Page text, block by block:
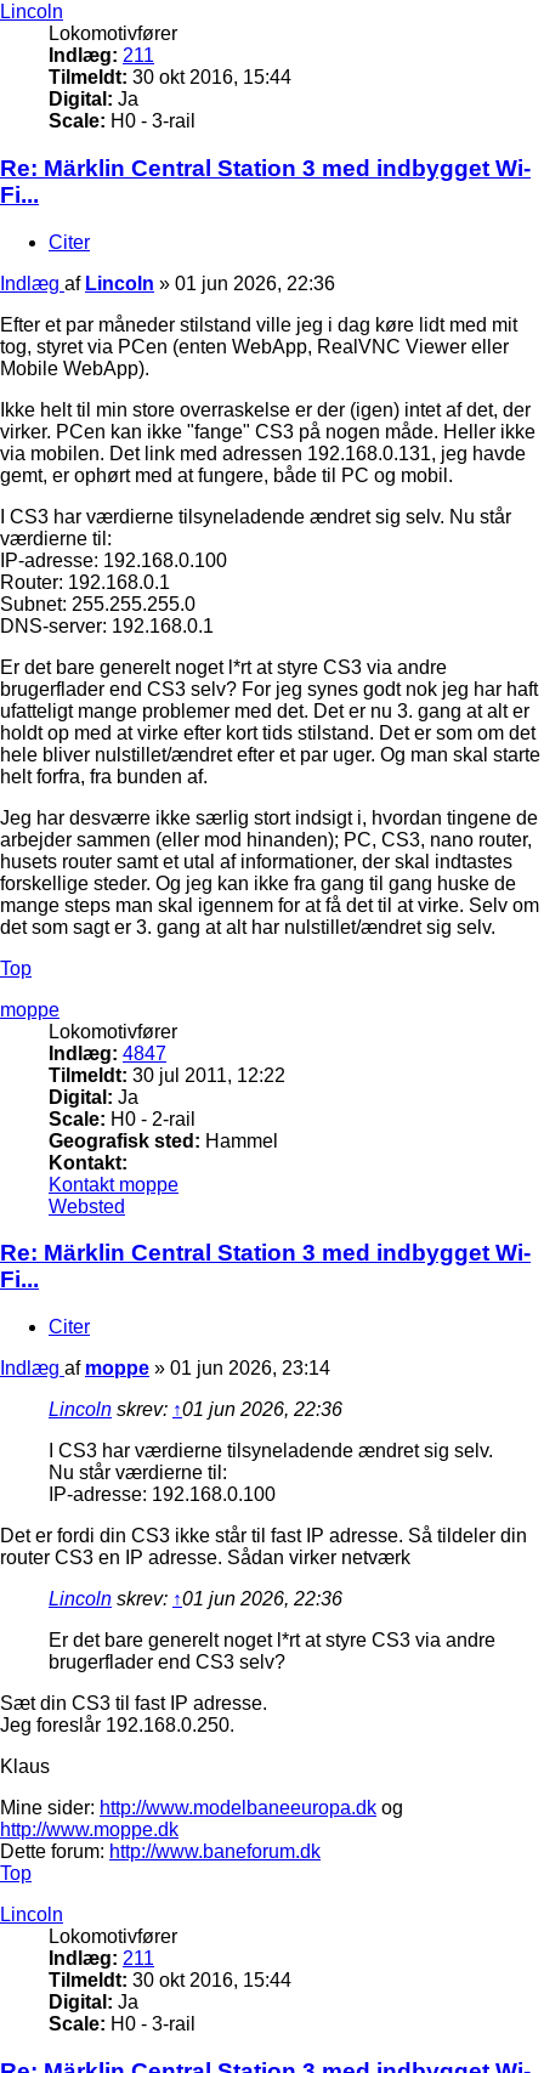
Lincoln
Lokomotivfører
Indlæg: 211
Tilmeldt: 30 okt 2016, 15:44
Digital: Ja
Scale: H0 - 3-rail
Re: Märklin Central Station 3 med indbygget Wi-
Fi...
Citer
Indlæg af Lincoln » 01 jun 2026, 22:36
Efter et par måneder stilstand ville jeg i dag køre lidt med mit
tog, styret via PCen (enten WebApp, RealVNC Viewer eller
Mobile WebApp).
Ikke helt til min store overraskelse er der (igen) intet af det, der
virker. PCen kan ikke "fange" CS3 på nogen måde. Heller ikke
via mobilen. Det link med adressen 192.168.0.131, jeg havde
gemt, er ophørt med at fungere, både til PC og mobil.
I CS3 har værdierne tilsyneladende ændret sig selv. Nu står
værdierne til:
IP-adresse: 192.168.0.100
Router: 192.168.0.1
Subnet: 255.255.255.0
DNS-server: 192.168.0.1
Er det bare generelt noget l*rt at styre CS3 via andre
brugerflader end CS3 selv? For jeg synes godt nok jeg har haft
ufatteligt mange problemer med det. Det er nu 3. gang at alt er
holdt op med at virke efter kort tids stilstand. Det er som om det
hele bliver nulstillet/ændret efter et par uger. Og man skal starte
helt forfra, fra bunden af.
Jeg har desværre ikke særlig stort indsigt i, hvordan tingene de
arbejder sammen (eller mod hinanden); PC, CS3, nano router,
husets router samt et utal af informationer, der skal indtastes
forskellige steder. Og jeg kan ikke fra gang til gang huske de
mange steps man skal igennem for at få det til at virke. Selv om
det som sagt er 3. gang at alt har nulstillet/ændret sig selv.
Top
moppe
Lokomotivfører
Indlæg: 4847
Tilmeldt: 30 jul 2011, 12:22
Digital: Ja
Scale: H0 - 2-rail
Geografisk sted: Hammel
Kontakt:
Kontakt moppe
Websted
Re: Märklin Central Station 3 med indbygget Wi-
Fi...
Citer
Indlæg af moppe » 01 jun 2026, 23:14
Lincoln skrev: ↑01 jun 2026, 22:36
I CS3 har værdierne tilsyneladende ændret sig selv.
Nu står værdierne til:
IP-adresse: 192.168.0.100
Det er fordi din CS3 ikke står til fast IP adresse. Så tildeler din
router CS3 en IP adresse. Sådan virker netværk
Lincoln skrev: ↑01 jun 2026, 22:36
Er det bare generelt noget l*rt at styre CS3 via andre
brugerflader end CS3 selv?
Sæt din CS3 til fast IP adresse.
Jeg foreslår 192.168.0.250.
Klaus
Mine sider: http://www.modelbaneeuropa.dk og
http://www.moppe.dk
Dette forum: http://www.baneforum.dk
Top
Lincoln
Lokomotivfører
Indlæg: 211
Tilmeldt: 30 okt 2016, 15:44
Digital: Ja
Scale: H0 - 3-rail